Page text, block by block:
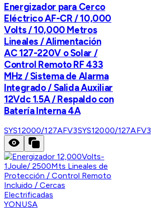
Energizador para Cerco
Eléctrico AF-CR / 10,000
Volts / 10,000 Metros
Lineales / Alimentación
AC 127-220V o Solar /
Control Remoto RF 433
MHz / Sistema de Alarma
Integrado / Salida Auxiliar
12Vdc 1.5A / Respaldo con
Batería Interna 4A
SYS12000/127AFV3SYS12000/127AFV3
YONUSA